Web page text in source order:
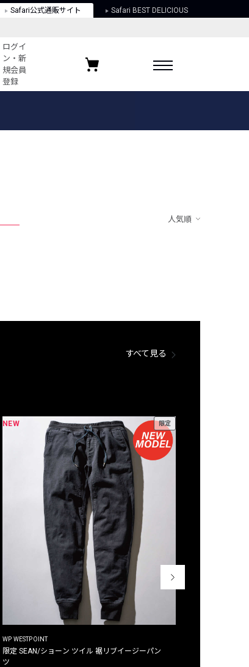
Safari公式通販サイト Safari BEST DELICIOUS
ログイ
ン・新
規会員
登録
お気に入りブランド
人気順
すべて見る
NEW 限定
WP WESTPOINT
限定 SEAN/ショーン ツイル 裾リブイージーパン
ツ